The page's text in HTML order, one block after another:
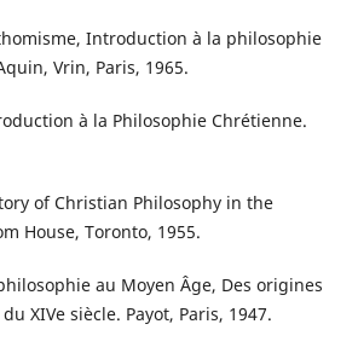
Introduction à la philosophie
Vrin, Paris, 1965.
à la Philosophie Chrétienne.
of Christian Philosophy in the
House, Toronto, 1955.
au Moyen Âge, Des origines
XIVe siècle. Payot, Paris, 1947.